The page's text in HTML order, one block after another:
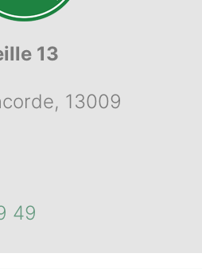
13
13009
49